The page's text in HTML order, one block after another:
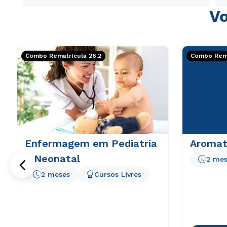
Combo Rematrícula 26.2
Enfermagem em Pediatria
e Neonatal
2 meses Cursos Livres
Combo
2